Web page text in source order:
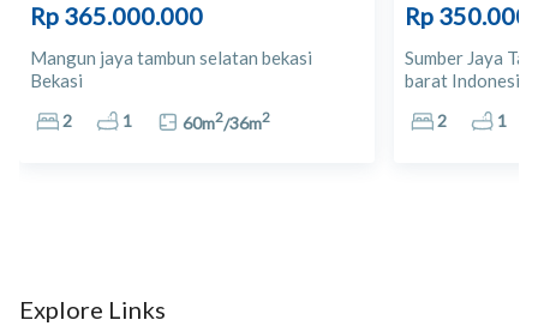
13 Lion SUPERINDO
14
Rp 365.000.000
Mangun jaya tambun selatan bekasi
Bekasi
2 1 60m2/36m2
Rp
Sumber Jaya
barat Indonesia
2 1
Explore Links